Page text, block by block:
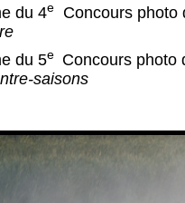
du 4e Concours photo
du 5e
Concours photo
saisons